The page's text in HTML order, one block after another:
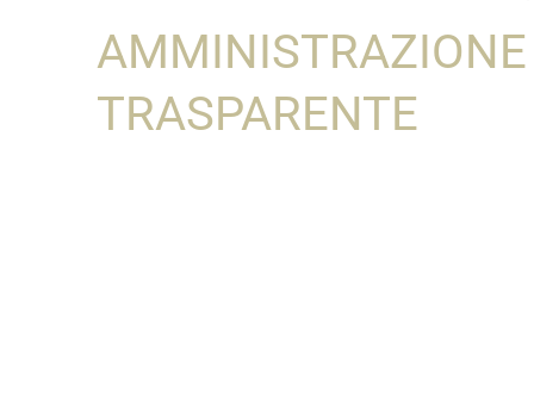
AMMINISTRAZIONE
TRASPARENTE